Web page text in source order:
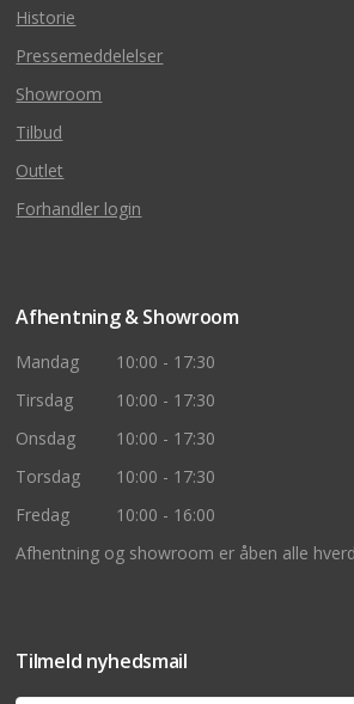
Historie
Pressemeddelelser
Showroom
Tilbud
Outlet
Forhandler login
Afhentning & Showroom
Mandag
10:00 - 17:30
Tirsdag
10:00 - 17:30
Onsdag
10:00 - 17:30
Torsdag
10:00 - 17:30
Fredag
10:00 - 16:00
Afhentning og showroom er åben alle
Tilmeld nyhedsmail